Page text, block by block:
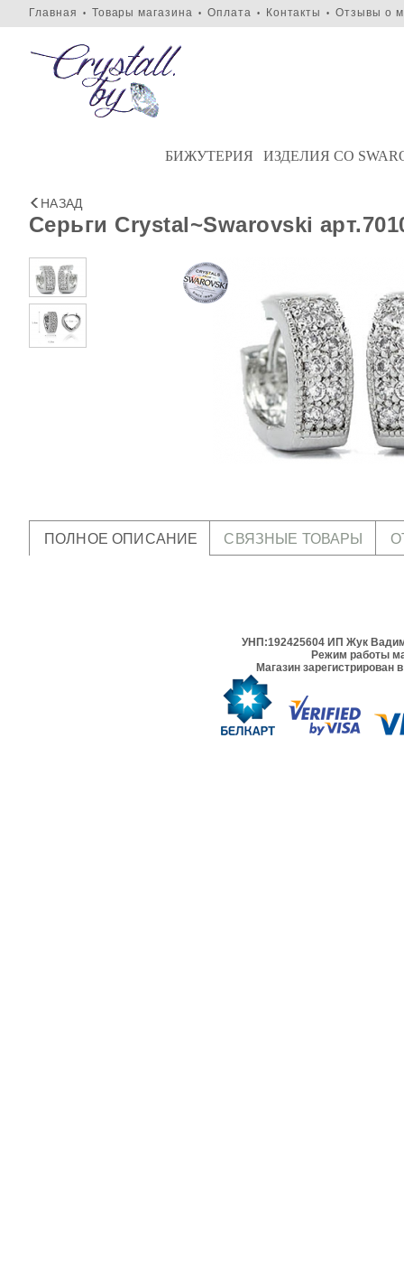
Главная • Товары магазина • Оплата • Контакты • Отзывы о
БИЖУТЕРИЯ ИЗДЕЛИЯ СО
НАЗАД
Серьги Crystal~Swarovski
ПОЛНОЕ ОПИСАНИЕ СВЯЗНЫЕ ТОВАРЫ
УНП:192425604 ИП Жук
Режим работы
Магазин зарегистрирован